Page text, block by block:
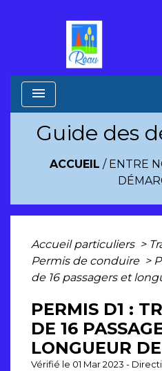
menu
Guide des
ACCUEIL / ENTRE
Accueil particuliers >
Permis de conduire >
de 16 passagers et
PERMIS D1 :
DE 16
LONGUEUR
Vérifié le 01 Mar 2023 -